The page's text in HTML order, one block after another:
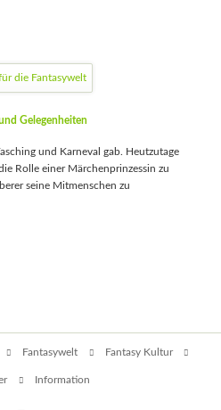
Gelegenheiten
und Karneval gab. Heutzutage
Rolle einer Märchenprinzessin zu
seine Mitmenschen zu
Fantasywelt Fantasy Kultur
Information